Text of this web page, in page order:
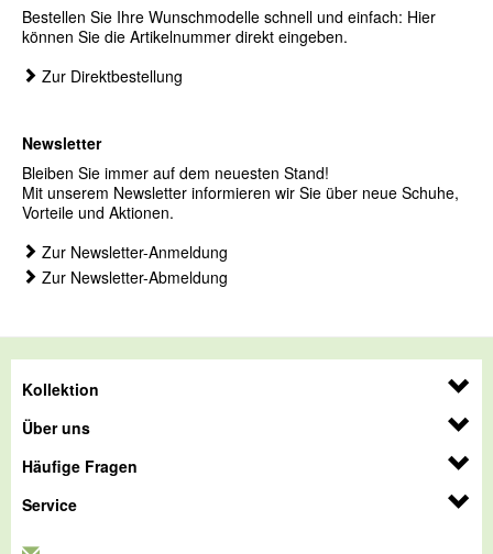
Bestellen Sie Ihre Wunschmodelle schnell und einfach: Hier
können Sie die Artikelnummer direkt eingeben.
Zur Direktbestellung
Newsletter
Bleiben Sie immer auf dem neuesten Stand!
Mit unserem Newsletter informieren wir Sie über neue Schuhe,
Vorteile und Aktionen.
Zur Newsletter-Anmeldung
Zur Newsletter-Abmeldung
Kollektion
Über uns
Häufige Fragen
Service